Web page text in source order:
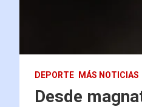
DEPORTE MÁS NOTICIAS
Desde